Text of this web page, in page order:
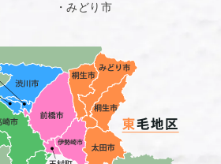
・みどり市